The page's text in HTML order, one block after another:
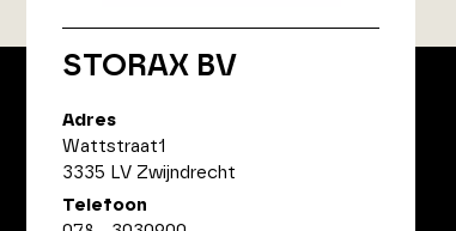
STORAX BV
Adres
Wattstraat1
3335 LV Zwijndrecht
Telefoon
ArchitectenPunt is onderdeel
van XYTO Media B.V.